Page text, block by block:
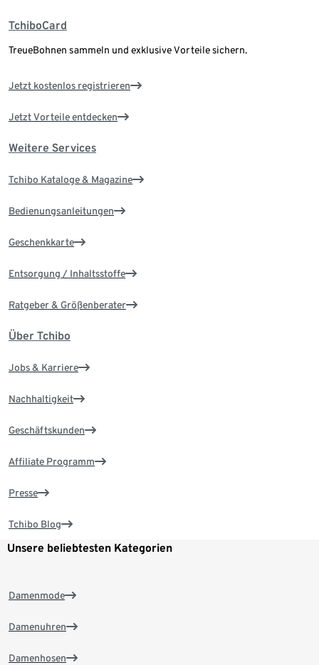
TchiboCard
TreueBohnen sammeln und exklusive Vorteile sichern.
Jetzt kostenlos registrieren
Jetzt Vorteile entdecken
Weitere Services
Tchibo Kataloge & Magazine
Bedienungsanleitungen
Geschenkkarte
Entsorgung / Inhaltsstoffe
Ratgeber & Größenberater
Über Tchibo
Jobs & Karriere
Nachhaltigkeit
Geschäftskunden
Affiliate Programm
Presse
Tchibo Blog
Unsere beliebtesten Kategorien
Damenmode
Damenuhren
Damenhosen